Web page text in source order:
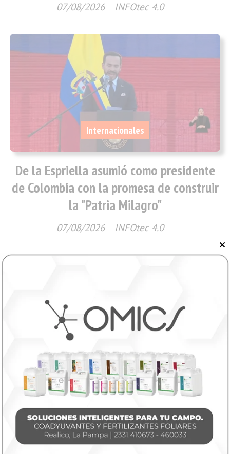
INFOtec 4.0
07/08/2026
De la Espriella asumió como presidente
de Colombia con la promesa de construir
la "Patria Milagro"
INFOtec 4.0
Internacionales
07/08/2026
Murió Jorge Messi, padre de Lionel y un
pilar en el que se apoyó a lo largo de su
carrera
INFOTEC 4.0
Nacionales
08/08/2026